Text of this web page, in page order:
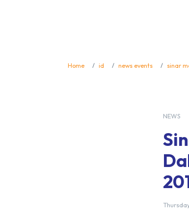
Home id news events sinar
NEWS